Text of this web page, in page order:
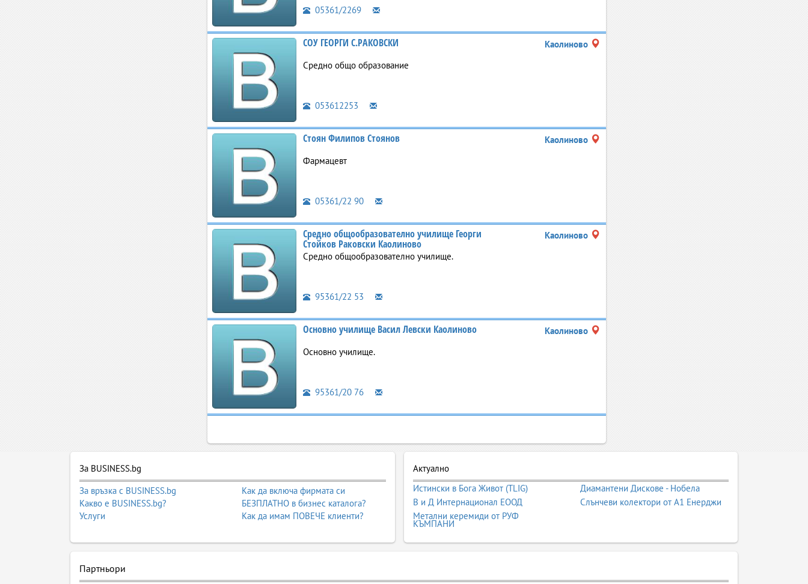
05361/2269
СОУ ГЕОРГИ С.РАКОВСКИ
Каолиново
Средно общо образование
053612253
Стоян Филипов Стоянов
Каолиново
Фармацевт
05361/22 90
Средно общообразователно училище Георги
Стойков Раковски Каолиново
Каолиново
Средно общообразователно училище.
95361/22 53
Основно училище Васил Левски Каолиново
Каолиново
Основно училище.
95361/20 76
За BUSINESS.bg
За връзка с BUSINESS.bg
Какво е BUSINESS.bg?
Услуги
Как да включа фирмата си
БЕЗПЛАТНО в бизнес каталога?
Как да имам ПОВЕЧЕ клиенти?
Актуално
Истински в Бога Живот (TLIG)
Диамантени Дискове - Нобела
В и Д Интернационал ЕООД
Слънчеви колектори от А1 Енерджи
Метални керемиди от РУФ
КЪМПАНИ
Партньори